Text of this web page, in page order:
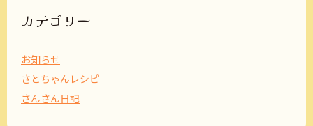
ブ
カテゴリー
お知らせ
さとちゃんレシピ
さんさん日記